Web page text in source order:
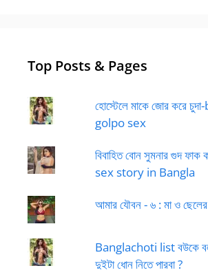
Top Posts & Pages
হোস্টেলে মাকে জোর করে
golpo sex
বিবাহিত বোন সুমনার গুদ
sex story in Bangla
আমার যৌবন - ৬ : মা ও ছেলের
Banglachoti list বউকে
দুইটা ধোন নিতে পারবা ?